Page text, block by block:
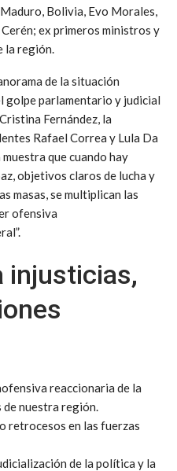
Bolivia, Evo Morales,
ex primeros ministros y
la región.
de la situación
golpe parlamentario y judicial
Fernández, la
Rafael Correa y Lula Da
que cuando hay
objetivos claros de lucha y
masas, se multiplican las
ofensiva
injusticias,
reaccionaria de la
nuestra región.
retrocesos en las fuerzas
de la política y la